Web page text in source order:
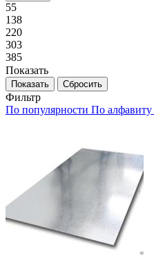
55
138
220
303
385
Показать
Сбросить
Фильтр
По популярности По алфавиту